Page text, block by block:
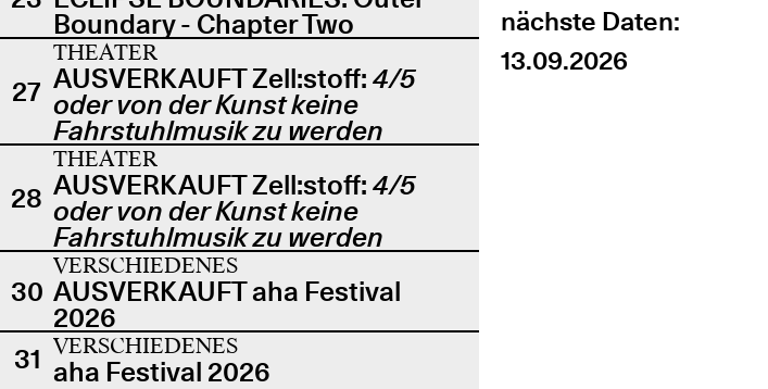
Boundary - Chapter Two
27
THEATER
AUSVERKAUFT Zell:stoff: 4/5
oder von der Kunst keine
Fahrstuhlmusik zu werden
28
THEATER
AUSVERKAUFT Zell:stoff: 4/5
oder von der Kunst keine
Fahrstuhlmusik zu werden
30
VERSCHIEDENES
AUSVERKAUFT aha Festival
2026
31 VERSCHIEDENES
aha Festival 2026
nächste Daten:
13.09.2026